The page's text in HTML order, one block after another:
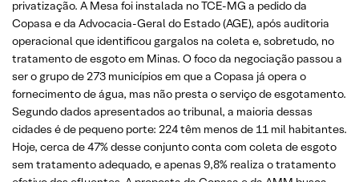
privatização. A Mesa foi instalada no TCE-MG a pedido da
Copasa e da Advocacia-Geral do Estado (AGE), após auditoria
operacional que identificou gargalos na coleta e, sobretudo, no
tratamento de esgoto em Minas. O foco da negociação passou a
ser o grupo de 273 municípios em que a Copasa já opera o
fornecimento de água, mas não presta o serviço de esgotamento.
Segundo dados apresentados ao tribunal, a maioria dessas
cidades é de pequeno porte: 224 têm menos de 11 mil habitantes.
Hoje, cerca de 47% desse conjunto conta com coleta de esgoto
sem tratamento adequado, e apenas 9,8% realiza o tratamento